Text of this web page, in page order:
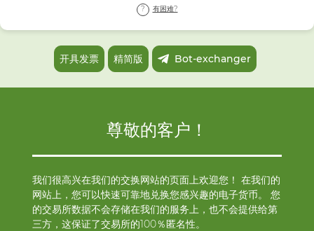
有困难?
开具发票 精简版 Bot-exchanger
尊敬的客户！
我们很高兴在我们的交换网站的页面上欢迎您！ 在我们的
网站上，您可以快速可靠地兑换您感兴趣的电子货币。 您
的交易所数据不会存储在我们的服务上，也不会提供给第
三方，这保证了交易所的100％匿名性。